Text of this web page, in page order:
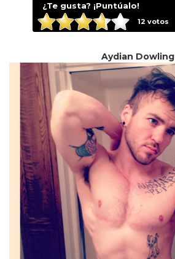
¿Te gusta? ¡Puntúalo!
12 votos
Aydian Dowling